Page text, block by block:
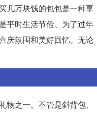
几万块钱的包包是一种享
平时生活节俭、为了过年
庆氛围和美好回忆。无论
之一。不管是斜背包、